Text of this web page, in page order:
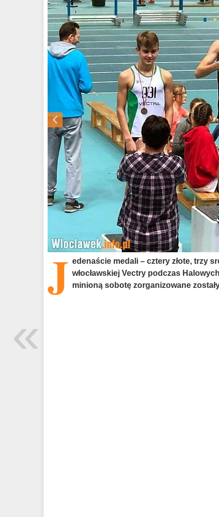
J edenaście medali – cztery złote, trzy
włocławskiej Vectry podczas
minioną sobotę zorganizowane
«